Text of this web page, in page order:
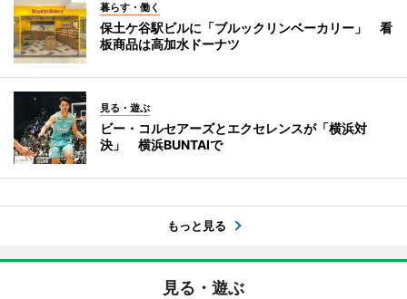
暮らす・働く
保土ケ谷駅ビルに「ブルックリンベーカリー」 看
板商品は高加水ドーナツ
見る・遊ぶ
ビー・コルセアーズとエクセレンスが「横浜対
決」 横浜BUNTAIで
もっと見る
見る・遊ぶ